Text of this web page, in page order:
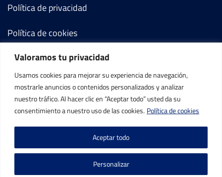
Valoramos tu privacidad
Usamos cookies para mejorar su experiencia de navegación,
mostrarle anuncios o contenidos personalizados y analizar
nuestro tráfico. Al hacer clic en “Aceptar todo” usted da su
consentimiento a nuestro uso de las cookies. Política de cookies
Personalizar
Aceptar todo
Política de privacidad
Política de cookies
Términos y condiciones
Mi cuenta
Contacto